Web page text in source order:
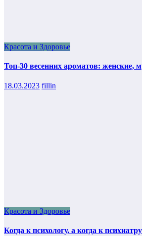
Красота и Здоровье
Топ-30 весенних ароматов: женские,
18.03.2023 fillin
Красота и Здоровье
Когда к психологу, а когда к